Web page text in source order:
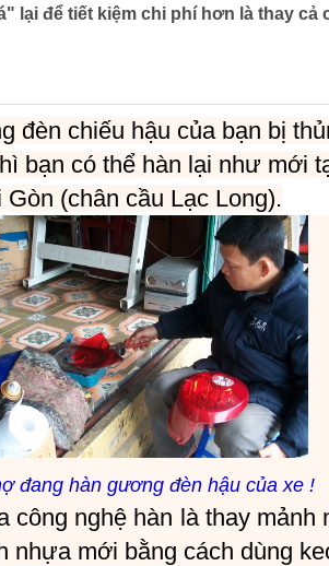
lại để tiết kiệm chi phí hơn là thay cả
đèn chiếu hậu của bạn bị
bạn có thể hàn lại như mới
(chân cầu Lạc Long).
đang hàn gương đèn hậu của xe !
công nghệ hàn là thay mảnh
nhựa mới bằng cách dùng